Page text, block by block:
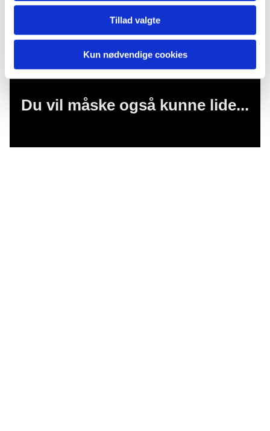
Tillad valgte
Kun nødvendige cookies
Du vil måske også kunne lide...